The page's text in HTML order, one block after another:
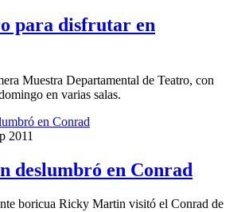
para disfrutar en
Muestra Departamental de Teatro, con
en varias salas.
2011
deslumbró en Conrad
boricua Ricky Martin visitó el Conrad de